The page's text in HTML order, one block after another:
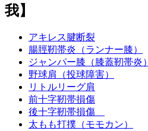
我】
アキレス腱断裂
腸脛靭帯炎（ランナー膝）
ジャンパー膝（膝蓋靭帯炎）
野球肩（投球障害）
リトルリーグ肩
前十字靭帯損傷
後十字靭帯損傷
太もも打撲（モモカン）